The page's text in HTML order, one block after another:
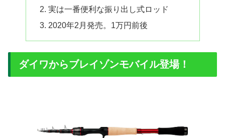
実は一番便利な振り出し式ロッド
2020年2月発売。1万円前後
ダイワからブレイゾンモバイル登場！